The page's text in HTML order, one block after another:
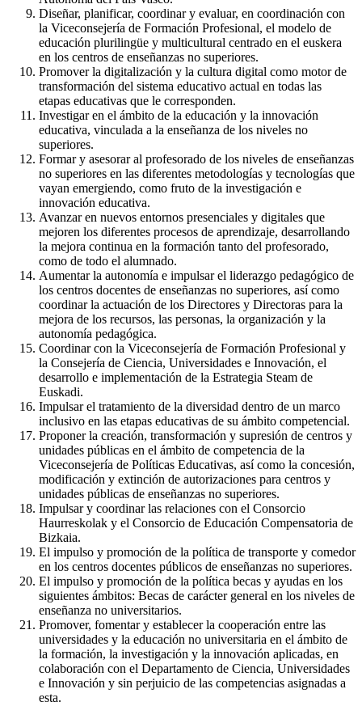
Diseñar, planificar, coordinar y evaluar, en coordinación con
la Viceconsejería de Formación Profesional, el modelo de
educación plurilingüe y multicultural centrado en el euskera
en los centros de enseñanzas no superiores.
Promover la digitalización y la cultura digital como motor de
transformación del sistema educativo actual en todas las
etapas educativas que le corresponden.
Investigar en el ámbito de la educación y la innovación
educativa, vinculada a la enseñanza de los niveles no
superiores.
Formar y asesorar al profesorado de los niveles de enseñanzas
no superiores en las diferentes metodologías y tecnologías que
vayan emergiendo, como fruto de la investigación e
innovación educativa.
Avanzar en nuevos entornos presenciales y digitales que
mejoren los diferentes procesos de aprendizaje, desarrollando
la mejora continua en la formación tanto del profesorado,
como de todo el alumnado.
Aumentar la autonomía e impulsar el liderazgo pedagógico de
los centros docentes de enseñanzas no superiores, así como
coordinar la actuación de los Directores y Directoras para la
mejora de los recursos, las personas, la organización y la
autonomía pedagógica.
Coordinar con la Viceconsejería de Formación Profesional y
la Consejería de Ciencia, Universidades e Innovación, el
desarrollo e implementación de la Estrategia Steam de
Euskadi.
Impulsar el tratamiento de la diversidad dentro de un marco
inclusivo en las etapas educativas de su ámbito competencial.
Proponer la creación, transformación y supresión de centros y
unidades públicas en el ámbito de competencia de la
Viceconsejería de Políticas Educativas, así como la concesión,
modificación y extinción de autorizaciones para centros y
unidades públicas de enseñanzas no superiores.
Impulsar y coordinar las relaciones con el Consorcio
Haurreskolak y el Consorcio de Educación Compensatoria de
Bizkaia.
El impulso y promoción de la política de transporte y comedor
en los centros docentes públicos de enseñanzas no superiores.
El impulso y promoción de la política becas y ayudas en los
siguientes ámbitos: Becas de carácter general en los niveles de
enseñanza no universitarios.
Promover, fomentar y establecer la cooperación entre las
universidades y la educación no universitaria en el ámbito de
la formación, la investigación y la innovación aplicadas, en
colaboración con el Departamento de Ciencia, Universidades
e Innovación y sin perjuicio de las competencias asignadas a
esta.